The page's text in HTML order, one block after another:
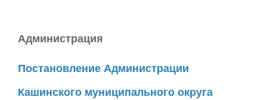
Администрация
Постановление Администрации
Кашинского муниципального округа